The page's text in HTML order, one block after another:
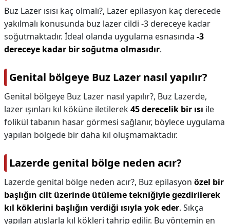
Buz Lazer ısısı kaç olmalı?, Lazer epilasyon kaç derecede
yakılmalı konusunda buz lazer cildi -3 dereceye kadar
soğutmaktadır. İdeal olanda uygulama esnasında -3
dereceye kadar bir soğutma olmasıdır.
Genital bölgeye Buz Lazer nasıl yapılır?
Genital bölgeye Buz Lazer nasıl yapılır?, Buz Lazerde,
lazer ışınları kıl köküne iletilerek45 derecelik bir ısı ile
folikül tabanın hasar görmesi sağlanır, böylece uygulama
yapılan bölgede bir daha kıl oluşmamaktadır.
Lazerde genital bölge neden acır?
Lazerde genital bölge neden acır?, Buz epilasyon özel bir
başlığın cilt üzerinde ütüleme tekniğiyle gezdirilerek
kıl köklerini başlığın verdiği ısıyla yok eder. Sıkça
yapılan atışlarla kıl kökleri tahrip edilir. Bu yöntemin en